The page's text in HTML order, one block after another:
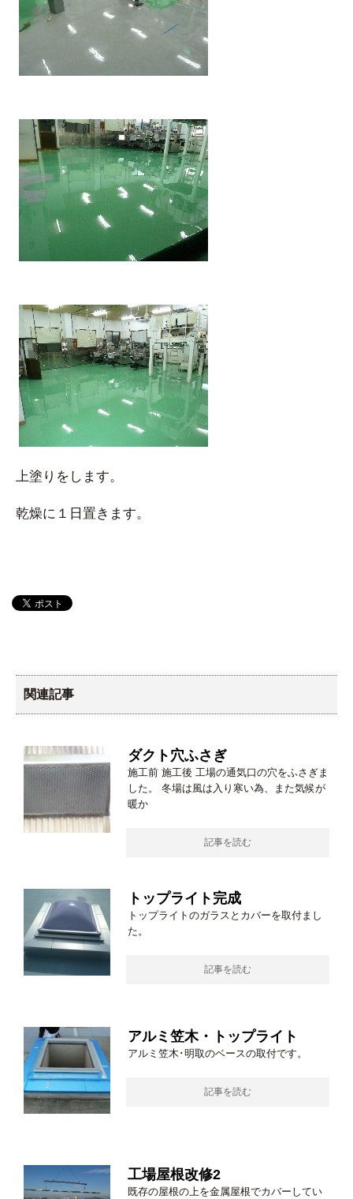
上塗りをします。
乾燥に１日置きます。
関連記事
ダクト穴ふさぎ
施工前 施工後 工場の通気口の穴をふさぎま
した。 冬場は風は入り寒い為、また気候が
暖か
記事を読む
トップライト完成
トップライトのガラスとカバーを取付まし
た。
記事を読む
アルミ笠木・トップライト
アルミ笠木･明取のベースの取付です。
記事を読む
工場屋根改修2
既存の屋根の上を金属屋根でカバーしてい